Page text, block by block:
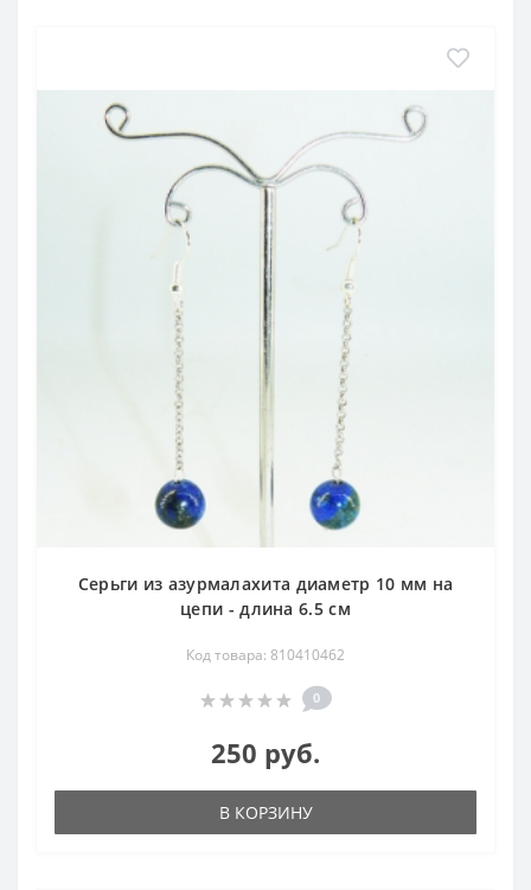
Серьги из азурмалахита диаметр 10 мм на
цепи - длина 6.5 см
Код товара: 810410462
0
250 руб.
В КОРЗИНУ